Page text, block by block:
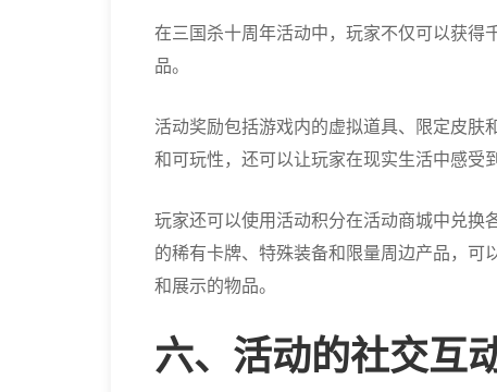
在三国杀十周年活动中，玩家不仅可以获得
品。
活动奖励包括游戏内的虚拟道具、限定皮
和可玩性，还可以让玩家在现实生活中感受
玩家还可以使用活动积分在活动商城中兑换
的稀有卡牌、特殊装备和限量周边产品，
和展示的物品。
六、活动的社交互